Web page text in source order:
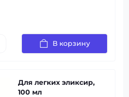
В корзину
Для легких эликсир,
100 мл